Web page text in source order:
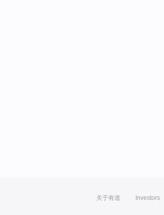
关于有道 Investors